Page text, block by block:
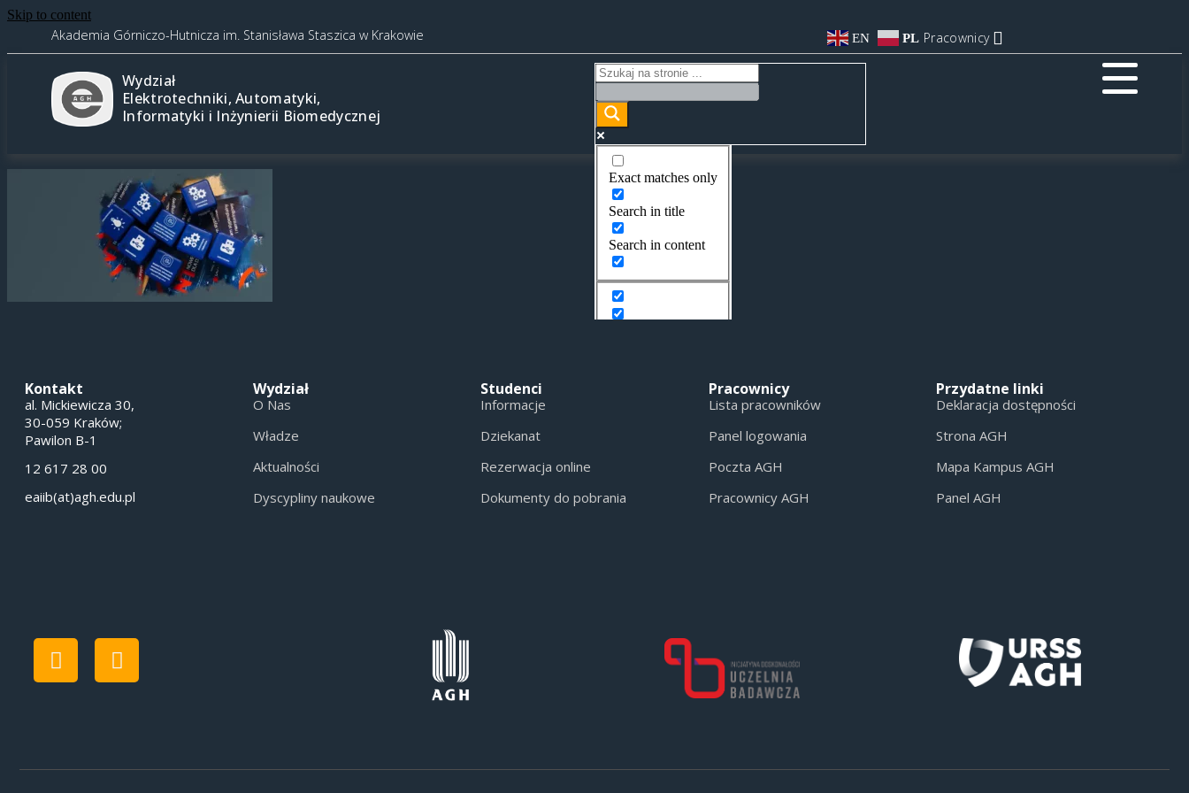
Skip to content
Akademia Górniczo-Hutnicza im. Stanisława Staszica w Krakowie EN PL Pracownicy
Wydział
Elektrotechniki, Automatyki,
Informatyki i Inżynierii Biomedycznej
Exact matches only
Search in title
Search in content
Kontakt
al. Mickiewicza 30,
30-059 Kraków;
Pawilon B-1
12 617 28 00
eaiib(at)agh.edu.pl
Wydział
O Nas
Władze
Aktualności
Dyscypliny naukowe
Studenci
Informacje
Dziekanat
Rezerwacja online
Dokumenty do pobrania
Pracownicy
Lista pracowników
Panel logowania
Poczta AGH
Pracownicy AGH
Przydatne linki
Deklaracja dostępności
Strona AGH
Mapa Kampus AGH
Panel AGH